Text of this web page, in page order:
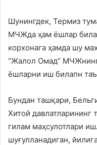
Шунингдек, Термиз
МЧЖда ҳам ёшлар
корхонага ҳамда шу
“Жалол Омад” МЧЖнинг
ёшларни иш билапн
Бундан ташқари,
Хитой давлатларининг
гилам маҳсулотлари
шуғулланадиган,